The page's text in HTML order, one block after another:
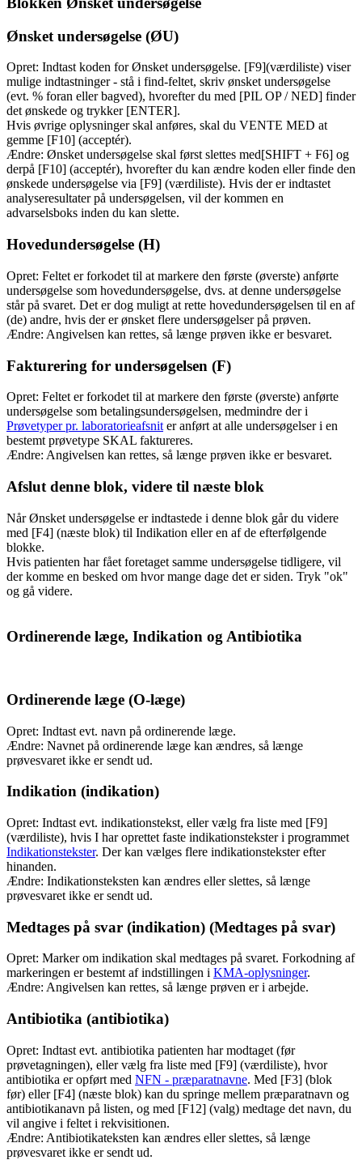
Ønsket undersøgelse (ØU)
Opret: Indtast koden for Ønsket undersøgelse. [F9](værdiliste) viser
mulige indtastninger - stå i find-feltet, skriv ønsket undersøgelse
(evt. % foran eller bagved), hvorefter du med [PIL OP / NED] finder
det ønskede og trykker [ENTER].
Hvis øvrige oplysninger skal anføres, skal du VENTE MED at
gemme [F10] (acceptér).
Ændre: Ønsket undersøgelse skal først slettes med[SHIFT + F6] og
derpå [F10] (acceptér), hvorefter du kan ændre koden eller finde den
ønskede undersøgelse via [F9] (værdiliste). Hvis der er indtastet
analyseresultater på undersøgelsen, vil der kommen en
advarselsboks inden du kan slette.
Hovedundersøgelse (H)
Opret: Feltet er forkodet til at markere den første (øverste) anførte
undersøgelse som hovedundersøgelse, dvs. at denne undersøgelse
står på svaret. Det er dog muligt at rette hovedundersøgelsen til en af
(de) andre, hvis der er ønsket flere undersøgelser på prøven.
Ændre: Angivelsen kan rettes, så længe prøven ikke er besvaret.
Fakturering for undersøgelsen (F)
Opret: Feltet er forkodet til at markere den første (øverste) anførte
undersøgelse som betalingsundersøgelsen, medmindre der i
Prøvetyper pr. laboratorieafsnit er anført at alle undersøgelser i en
bestemt prøvetype SKAL faktureres.
Ændre: Angivelsen kan rettes, så længe prøven ikke er besvaret.
Afslut denne blok, videre til næste blok
Når Ønsket undersøgelse er indtastede i denne blok går du videre
med [F4] (næste blok) til Indikation eller en af de efterfølgende
blokke.
Hvis patienten har fået foretaget samme undersøgelse tidligere, vil
der komme en besked om hvor mange dage det er siden. Tryk "ok"
og gå videre.
Ordinerende læge, Indikation og Antibiotika
Ordinerende læge (O-læge)
Opret: Indtast evt. navn på ordinerende læge.
Ændre: Navnet på ordinerende læge kan ændres, så længe
prøvesvaret ikke er sendt ud.
Indikation (indikation)
Opret: Indtast evt. indikationstekst, eller vælg fra liste med [F9]
(værdiliste), hvis I har oprettet faste indikationstekster i programmet
Indikationstekster. Der kan vælges flere indikationstekster efter
hinanden.
Ændre: Indikationsteksten kan ændres eller slettes, så længe
prøvesvaret ikke er sendt ud.
Medtages på svar (indikation) (Medtages på svar)
Opret: Marker om indikation skal medtages på svaret. Forkodning af
markeringen er bestemt af indstillingen i KMA-oplysninger.
Ændre: Angivelsen kan rettes, så længe prøven er i arbejde.
Antibiotika (antibiotika)
Opret: Indtast evt. antibiotika patienten har modtaget (før
prøvetagningen), eller vælg fra liste med [F9] (værdiliste), hvor
antibiotika er opført med NFN - præparatnavne. Med [F3] (blok
før) eller [F4] (næste blok) kan du springe mellem præparatnavn og
antibiotikanavn på listen, og med [F12] (valg) medtage det navn, du
vil angive i feltet i rekvisitionen.
Ændre: Antibiotikateksten kan ændres eller slettes, så længe
prøvesvaret ikke er sendt ud.